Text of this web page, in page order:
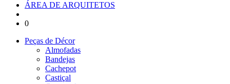
ÁREA DE ARQUITETOS
0
Peças de Décor
Almofadas
Bandejas
Cachepot
Castiçal